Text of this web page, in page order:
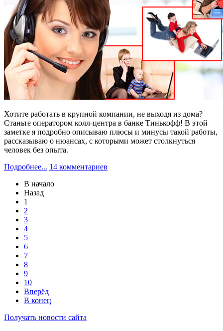
Хотите работать в крупной компании, не выходя из дома?
Станьте оператором колл-центра в банке Тинькофф! В этой
заметке я подробно описываю плюсы и минусы такой работы,
рассказываю о нюансах, с которыми может столкнуться
человек без опыта.
Подробнее... 14 комментариев
В начало
Назад
1
2
3
4
5
6
7
8
9
10
Вперёд
В конец
Получать новости сайта